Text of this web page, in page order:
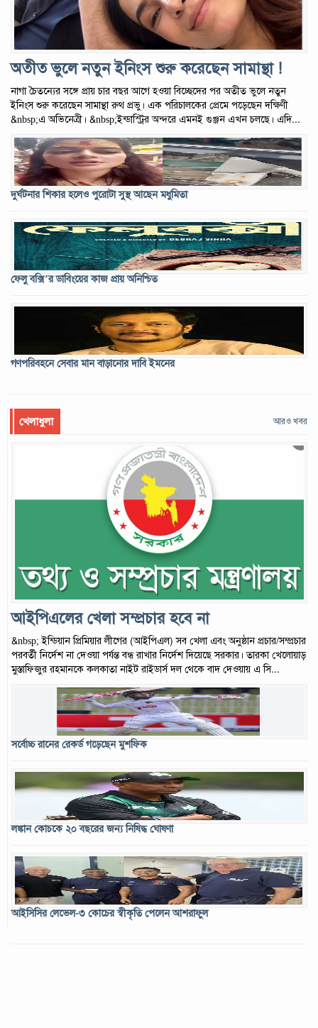
অতীত ভুলে নতুন ইনিংস শুরু করেছেন সামান্থা !
নাগা চৈতন্যের সঙ্গে প্রায় চার বছর আগে হওয়া বিচ্ছেদের পর অতীত ভুলে নতুন
ইনিংস শুরু করেছেন সামান্থা রুথ প্রভু। এক পরিচালকের প্রেমে পড়েছেন দক্ষিণী
&nbsp;এ অভিনেত্রী। &nbsp;ইন্ডাস্ট্রির অন্দরে এমনই গুঞ্জন এখন চলছে। এদি...
দুর্ঘটনার শিকার হলেও পুরোটা সুস্থ আছেন মধুমিতা
ফেলু বক্সি’র ডাবিংয়ের কাজ প্রায় অনিশ্চিত
গণপরিবহনে সেবার মান বাড়ানোর দাবি ইমনের
খেলাধুলা আরও খবর
আইপিএলের খেলা সম্প্রচার হবে না
&nbsp; ইন্ডিয়ান প্রিমিয়ার লীগের (আইপিএল) সব খেলা এবং অনুষ্ঠান প্রচার/সম্প্রচার
পরবর্তী নির্দেশ না দেওয়া পর্যন্ত বন্ধ রাখার নির্দেশ দিয়েছে সরকার। তারকা খেলোয়াড়
মুস্তাফিজুর রহমানকে কলকাতা নাইট রাইডার্স দল থেকে বাদ দেওয়ায় এ সি...
সর্বোচ্চ রানের রেকর্ড গড়েছেন মুশফিক
লঙ্কান কোচকে ২০ বছরের জন্য নিষিদ্ধ ঘোষণা
আইসিসির লেভেল-৩ কোচের স্বীকৃতি পেলেন আশরাফুল